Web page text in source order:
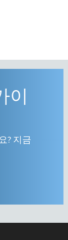
이
? 지금